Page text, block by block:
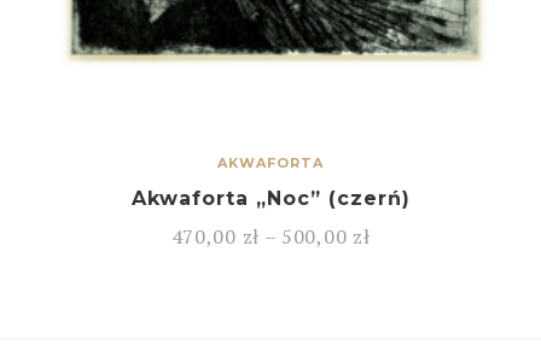
AKWAFORTA
Akwaforta „Noc” (czerń)
470,00 zł – 500,00 zł